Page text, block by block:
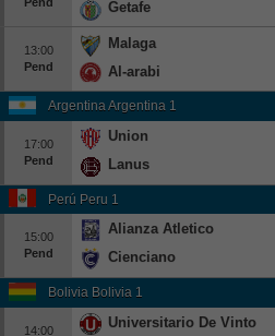
Pend
Getafe
13:00
Pend
Malaga
Al-arabi
Argentina Argentina 1
17:00
Pend
Union
Lanus
Perú Peru 1
15:00
Pend
Alianza Atletico
Cienciano
Bolivia Bolivia 1
14:00
Universitario De Vinto
Europa League
Supercopa Europa
Partidos amistosos
Partidos televisados
Baloncesto
Europa
Euroliga
Eurocup
España
ACB